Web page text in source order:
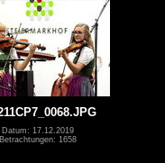
Datum: 17.12.2019
Betrachtungen: 1658